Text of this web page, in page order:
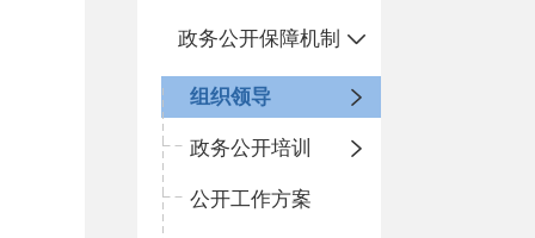
政务公开保障机制
组织领导
政务公开培训
公开工作方案